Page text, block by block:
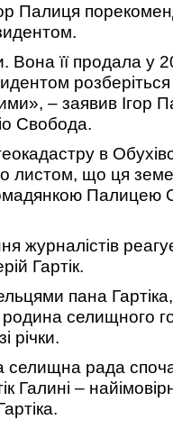
Палиця
Вона її продала у
– заявив Ігор
Свобода.
в
листом, що ця
Палицею
журналістів
Гартік.
пана
селищного
річки.
селищна рада
Галині –